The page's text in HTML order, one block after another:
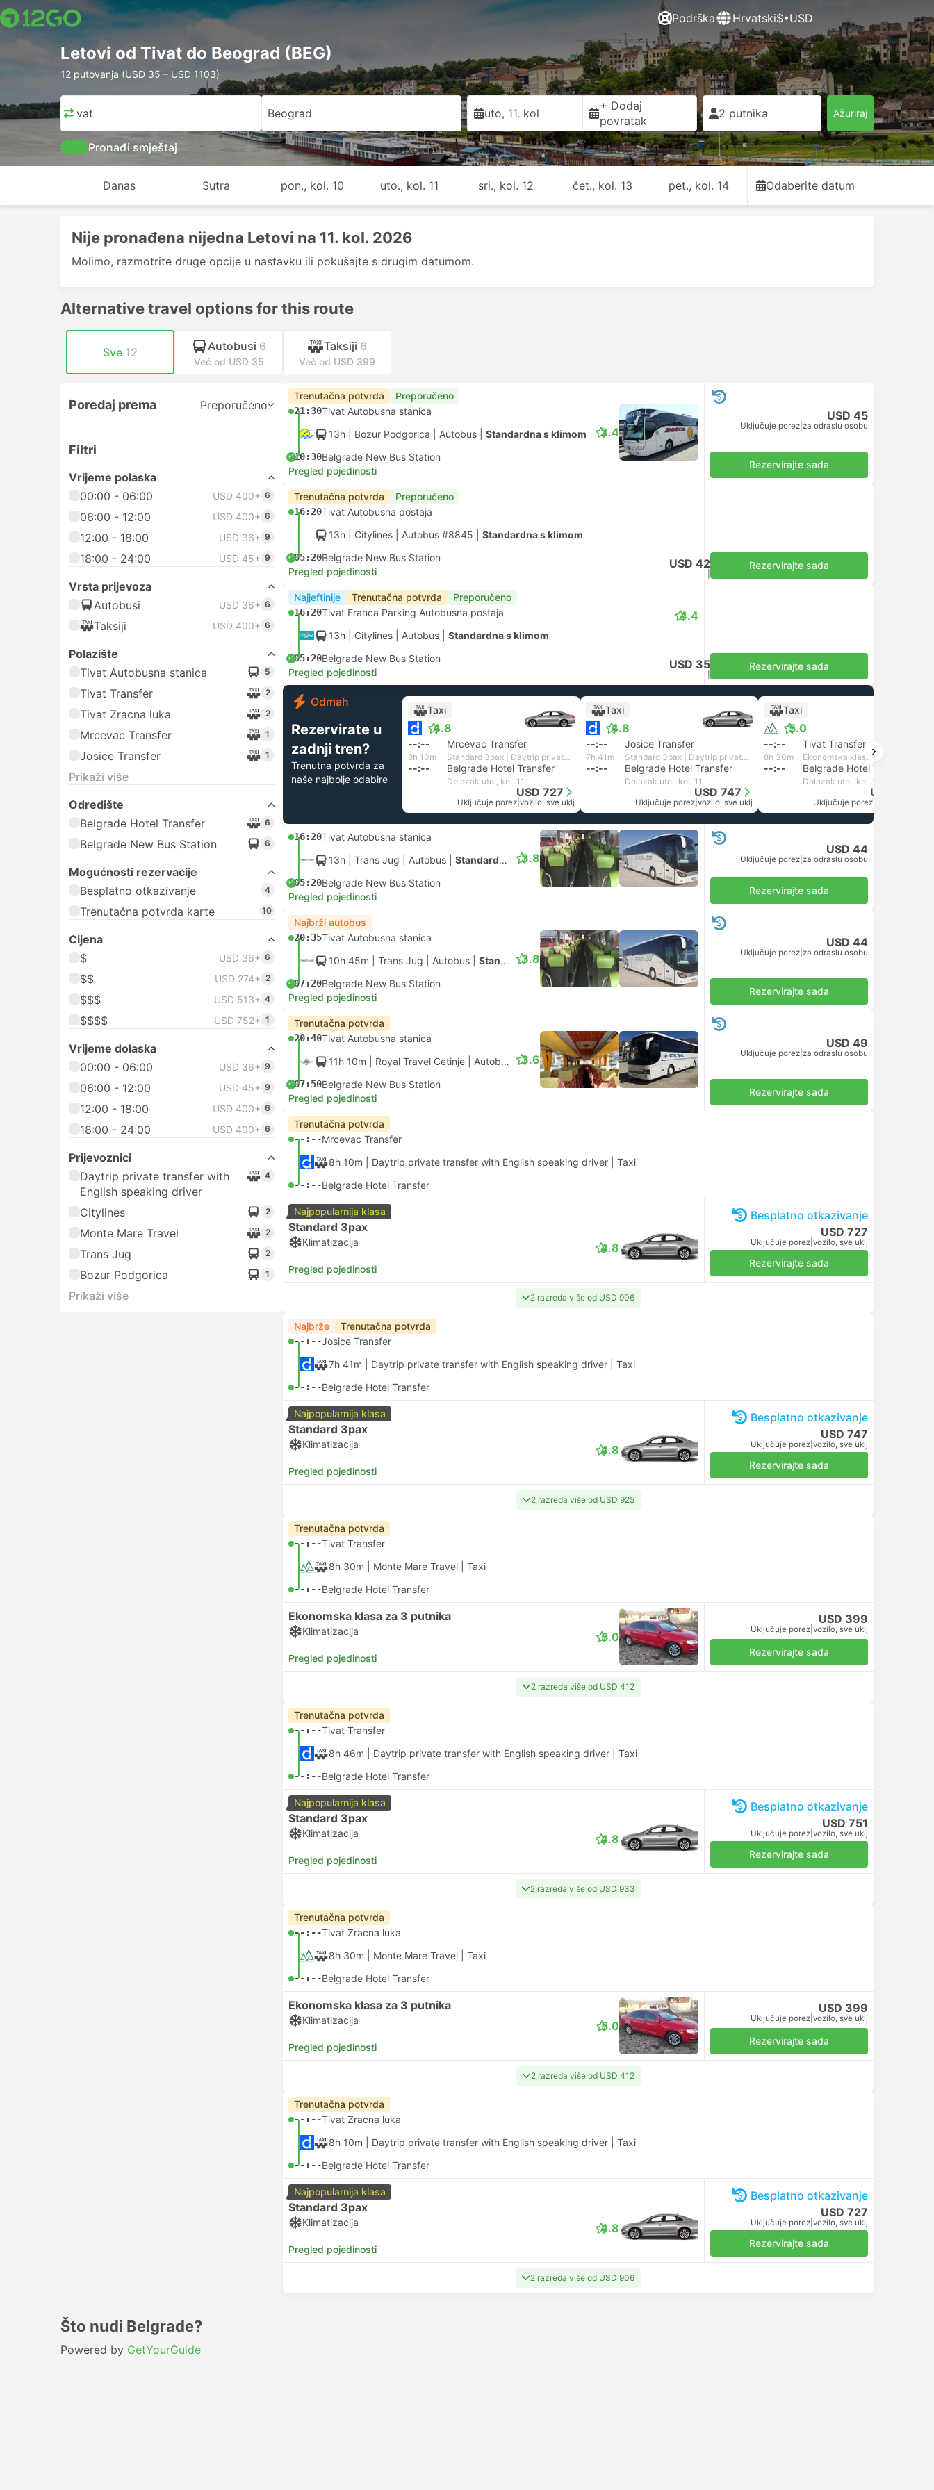
Podrška Hrvatski$•USD
Letovi od Tivat do Beograd (BEG)
12 putovanja (USD 35 – USD 1103)
Tivat Beograd uto, 11. kol
+ Dodaj
povratak
2 putnika Ažuriraj
Pronađi smještaj
Danas Sutra pon., kol. 10 uto., kol. 11 sri., kol. 12 čet., kol. 13 pet., kol. 14 Odaberite datum
Nije pronađena nijedna Letovi na 11. kol. 2026
Molimo, razmotrite druge opcije u nastavku ili pokušajte s drugim datumom.
Alternative travel options for this route
Sve 12 Autobusi 6
Već od USD 35
Taksiji 6
Već od USD 399
Poredaj prema Preporučeno
Filtri
Vrijeme polaska
00:00 - 06:00
USD 400+ 6
06:00 - 12:00 USD 400+ 6
12:00 - 18:00 USD 36+ 9
18:00 - 24:00 USD 45+ 9
Vrsta prijevoza
Autobusi
USD 36+ 6
Taksiji USD 400+ 6
Polazište
Tivat Autobusna stanica
5
Tivat Transfer 2
Tivat Zracna luka 2
Mrcevac Transfer 1
Josice Transfer 1
Prikaži više
Odredište
Belgrade Hotel Transfer
6
Belgrade New Bus Station 6
Mogućnosti rezervacije
Besplatno otkazivanje
4
Trenutačna potvrda karte 10
Cijena
$
USD 36+ 6
$$ USD 274+ 2
$$$ USD 513+ 4
$$$$ USD 752+ 1
Vrijeme dolaska
00:00 - 06:00
USD 36+ 9
06:00 - 12:00 USD 45+ 9
12:00 - 18:00 USD 400+ 6
18:00 - 24:00 USD 400+ 6
Prijevoznici
Daytrip private transfer with
English speaking driver
4
Citylines 2
Monte Mare Travel 2
Trans Jug 2
Bozur Podgorica 1
Prikaži više
Trenutačna potvrda Preporučeno
21:30Tivat Autobusna stanica
13h | Bozur Podgorica Autobus Standardna s klimom
+110:30Belgrade New Bus Station
3.4
Pregled pojedinosti
USD 45
Uključuje porez za odraslu osobu
Rezervirajte sada
Trenutačna potvrda Preporučeno
16:20Tivat Autobusna postaja
13h | Citylines Autobus #8845 Standardna s klimom
+105:20Belgrade New Bus Station
Pregled pojedinosti
USD 42 Rezervirajte sada
Najjeftinije Trenutačna potvrda Preporučeno
16:20Tivat Franca Parking Autobusna postaja
13h | Citylines Autobus Standardna s klimom
+105:20Belgrade New Bus Station
4.4
Pregled pojedinosti
USD 35 Rezervirajte sada
Odmah
Rezervirate u
zadnji tren?
Trenutna potvrda za
naše najbolje odabire
Taxi
4.8
--:-- Mrcevac Transfer
8h 10m Standard 3pax | Daytrip private transfer with English speaking driver
--:-- Belgrade Hotel Transfer
Dolazak uto., kol. 11
USD 727
Uključuje porez vozilo, sve uklj
Taxi
4.8
--:-- Josice Transfer
7h 41m Standard 3pax | Daytrip private transfer with English speaking driver
--:-- Belgrade Hotel Transfer
Dolazak uto., kol. 11
USD 747
Uključuje porez vozilo, sve uklj
Taxi
5.0
--:-- Tivat Transfer
8h 30m
--:-- Belgrade Hotel Transfer
Dolazak uto., kol. 11
USD 399
Uključuje porez
16:20Tivat Autobusna stanica
13h | Trans Jug Autobus Standardna s klimom
+105:20Belgrade New Bus Station
3.8
Pregled pojedinosti
USD 44
Uključuje porez za odraslu osobu
Rezervirajte sada
Najbrži autobus
20:35Tivat Autobusna stanica
10h 45m | Trans Jug Autobus Standardna s klimom
+107:20Belgrade New Bus Station
3.8
Pregled pojedinosti
USD 44
Uključuje porez za odraslu osobu
Rezervirajte sada
Trenutačna potvrda
20:40Tivat Autobusna stanica
11h 10m | Royal Travel Cetinje Autobus |Standardna s klimom
+107:50Belgrade New Bus Station
3.6
Pregled pojedinosti
USD 49
Uključuje porez za odraslu osobu
Rezervirajte sada
Trenutačna potvrda
--:--Mrcevac Transfer
8h 10m | Daytrip private transfer with English speaking driver Taxi
--:--Belgrade Hotel Transfer
Najpopularnija klasa
Standard 3pax
Klimatizacija
Pregled pojedinosti
4.8
Besplatno otkazivanje
USD 727
Uključuje porez vozilo, sve uklj
Rezervirajte sada
2 razreda više od USD 906
Najbrže Trenutačna potvrda
--:--Josice Transfer
7h 41m | Daytrip private transfer with English speaking driver Taxi
--:--Belgrade Hotel Transfer
Najpopularnija klasa
Standard 3pax
Klimatizacija
Pregled pojedinosti
4.8
Besplatno otkazivanje
USD 747
Uključuje porez vozilo, sve uklj
Rezervirajte sada
2 razreda više od USD 925
Trenutačna potvrda
--:--Tivat Transfer
8h 30m | Monte Mare Travel Taxi
--:--Belgrade Hotel Transfer
Ekonomska klasa za 3 putnika
Klimatizacija
Pregled pojedinosti
5.0
USD 399
Uključuje porez vozilo, sve uklj
Rezervirajte sada
2 razreda više od USD 412
Trenutačna potvrda
--:--Tivat Transfer
8h 46m | Daytrip private transfer with English speaking driver Taxi
--:--Belgrade Hotel Transfer
Najpopularnija klasa
Standard 3pax
Klimatizacija
Pregled pojedinosti
4.8
Besplatno otkazivanje
USD 751
Uključuje porez vozilo, sve uklj
Rezervirajte sada
2 razreda više od USD 933
Trenutačna potvrda
--:--Tivat Zracna luka
8h 30m | Monte Mare Travel Taxi
--:--Belgrade Hotel Transfer
Ekonomska klasa za 3 putnika
Klimatizacija
Pregled pojedinosti
5.0
USD 399
Uključuje porez vozilo, sve uklj
Rezervirajte sada
2 razreda više od USD 412
Trenutačna potvrda
--:--Tivat Zracna luka
8h 10m | Daytrip private transfer with English speaking driver Taxi
--:--Belgrade Hotel Transfer
Najpopularnija klasa
Standard 3pax
Klimatizacija
Pregled pojedinosti
4.8
Besplatno otkazivanje
USD 727
Uključuje porez vozilo, sve uklj
Rezervirajte sada
2 razreda više od USD 906
Što nudi Belgrade?
Powered by GetYourGuide